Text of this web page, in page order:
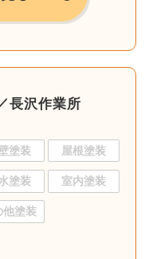
長沢作業所
塗装 屋根塗装
塗装 室内塗装
他塗装